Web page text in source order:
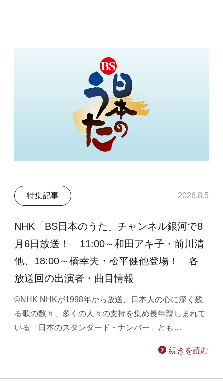
特集記事 2026.8.5
NHK「BS日本のうた」チャンネル銀河で8
月6日放送！ 11:00～和田アキ子・前川清
他、18:00～橋幸夫・松平健他登場！ 各
放送回の出演者・曲目情報
©NHK NHKが1998年から放送、日本人の心に深く残
る歌の数々、多くの人々の支持を集め長年親しまれて
いる「日本のスタンダード・ナンバー」とも…
続きを読む